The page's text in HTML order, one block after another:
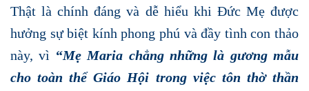
Thật là chính đáng và dễ hiểu khi Đức Mẹ được
hưởng sự biệt kính phong phú và đầy tình con thảo
này, vì “Mẹ Maria chẳng những là gương mẫu
cho toàn thể Giáo Hội trong việc tôn thờ thần